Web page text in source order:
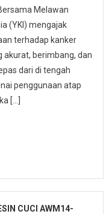
Melawan
(YKI) mengajak
terhadap kanker
berimbang, dan
dari di tengah
penggunaan atap
[…]
CUCI AWM14-